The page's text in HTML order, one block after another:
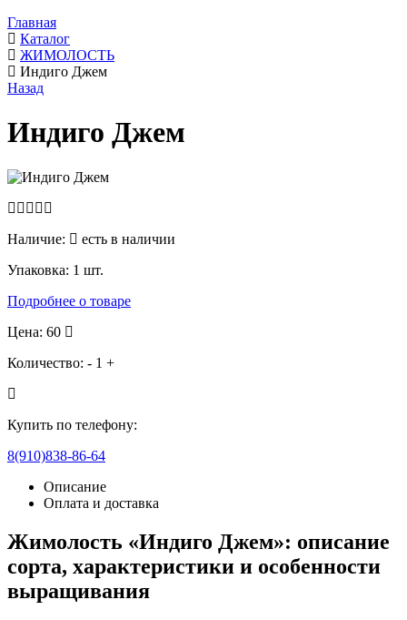
Главная
Каталог
ЖИМОЛОСТЬ
Индиго Джем
Назад
Индиго Джем
Наличие:
есть в наличии
Упаковка: 1 шт.
Подробнее о товаре
Цена: 60
Количество: - 1 +
Купить по телефону:
8(910)838-86-64
Описание
Оплата и доставка
Жимолость «Индиго Джем»: описание
сорта, характеристики и особенности
выращивания